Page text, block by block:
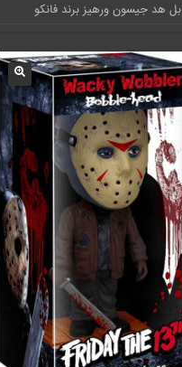
هد جیسون ورهیز برند فانکو